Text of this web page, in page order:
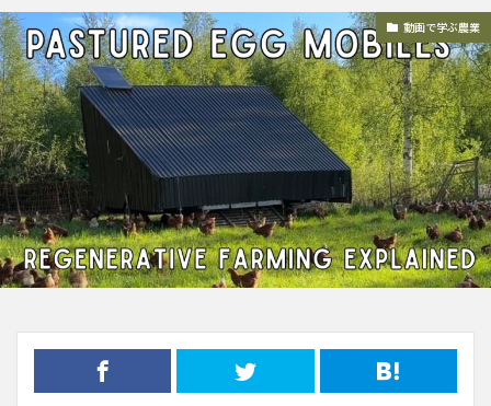
動画で学ぶ農業